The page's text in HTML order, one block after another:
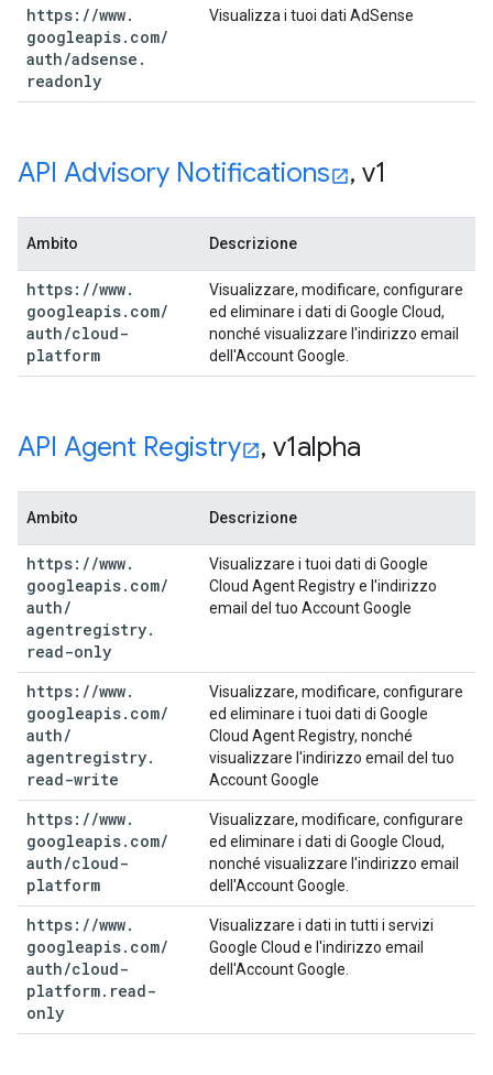
https: //www.
googleapis. com/
auth/adsense .
readonly
Visualizza i tuoi dati AdSense
API Advisory Notifications , v1
Ambito Descrizione
https: //www.
googleapis. com/
auth/cloud-
platform
Visualizzare, modificare, configurare
ed eliminare i dati di Google Cloud,
nonché visualizzare l'indirizzo email
dell'Account Google.
API Agent Registry , v1alpha
Ambito Descrizione
https: //www.
googleapis. com/
auth/
agentregistry.
read-only
Visualizzare i tuoi dati di Google
Cloud Agent Registry e l'indirizzo
email del tuo Account Google
https: //www.
googleapis. com/
auth/
agentregistry.
read-write
Visualizzare, modificare, configurare
ed eliminare i tuoi dati di Google
Cloud Agent Registry, nonché
visualizzare l'indirizzo email del tuo
Account Google
https: //www.
googleapis. com/
auth/cloud-
platform
Visualizzare, modificare, configurare
ed eliminare i dati di Google Cloud,
nonché visualizzare l'indirizzo email
dell'Account Google.
https: //www.
googleapis. com/
auth/cloud-
platform. read-
only
Visualizzare i dati in tutti i servizi
Google Cloud e l'indirizzo email
dell'Account Google.